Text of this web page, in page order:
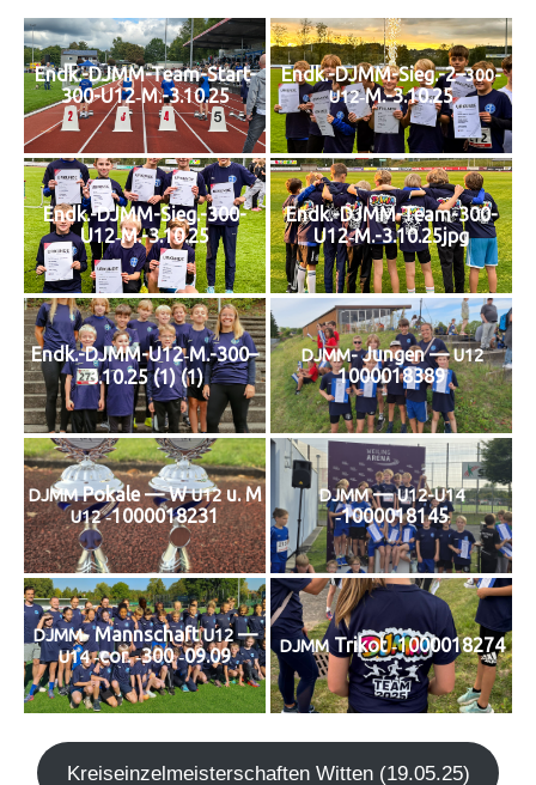
Endk.-DJMM-Team-Start-
300-U12‑M.-3.10.25
Endk.-DJMM-Sieg.-2–300-
U12‑M.-3.10.25
Endk.-DJMM-Sieg.-300-
U12‑M.-3.10.25
Endk.-DJMM-Team-300-
U12‑M.-3.10.25jpg
Endk.-DJMM-U12‑M.-300–
3.10.25 (1) (1)
DJMM-Jun­gen —U12
1000018389
DJMMPoka­le — WU12u. M
U12‑1000018231
DJMM—U12-U14
‑1000018145
DJMM-Mann­schaftU12—
U14‑cor. ‑300 ‑09.09 DJMMTri­kot ‑1000018274
Kreis­ein­zel­meis­ter­schaf­ten Wit­ten (19.05.25)